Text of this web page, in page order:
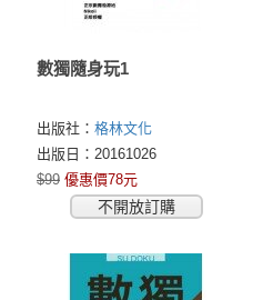
數獨隨身玩1
出版社： 格林文化
出版日：20161026
$99 優惠價78元
不開放訂購